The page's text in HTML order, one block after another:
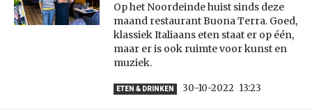
Op het Noordeinde huist sinds deze
maand restaurant Buona Terra. Goed,
klassiek Italiaans eten staat er op één,
maar er is ook ruimte voor kunst en
muziek.
ETEN & DRINKEN 30-10-2022 13:23